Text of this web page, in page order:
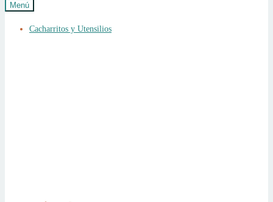
Menú
Cacharritos y Utensilios